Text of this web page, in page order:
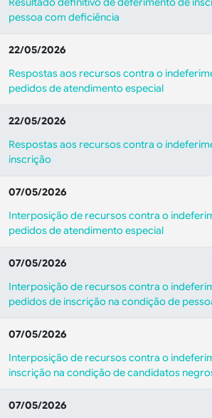
pessoa com deficiência
22/05/2026
Respostas aos recursos contra o
pedidos de atendimento especial
22/05/2026
Respostas aos recursos contra o
inscrição
07/05/2026
Interposição de recursos contra o
pedidos de atendimento especial
07/05/2026
Interposição de recursos contra o
pedidos de inscrição na condição de
07/05/2026
Interposição de recursos contra o
inscrição na condição de candidatos
07/05/2026